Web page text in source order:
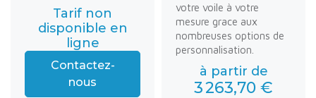
Tarif non
disponible en
ligne
Contactez-
nous
votre voile à votre
mesure grace aux
nombreuses options de
personnalisation.
à partir de
3 263,70 €